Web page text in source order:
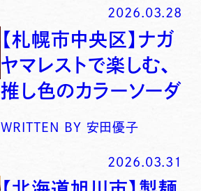
2026.03.28
【札幌市中央区】ナガ
ヤマレストで楽しむ、
推し色のカラーソーダ
WRITTEN BY 安田優子
2026.03.31